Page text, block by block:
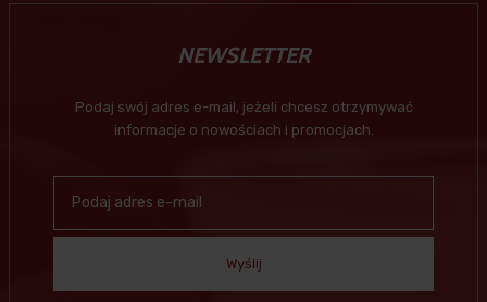
NEWSLETTER
Podaj swój adres e-mail, jeżeli chcesz otrzymywać
informacje o nowościach i promocjach.
Wyślij